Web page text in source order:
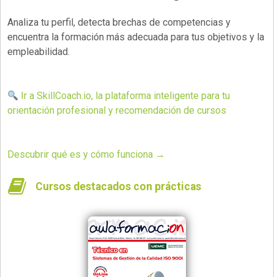
Analiza tu perfil, detecta brechas de competencias y
encuentra la formación más adecuada para tus objetivos y la
empleabilidad.
Ir a SkillCoach.io, la plataforma inteligente para tu
orientación profesional y recomendación de cursos
Descubrir qué es y cómo funciona →
Cursos destacados con prácticas